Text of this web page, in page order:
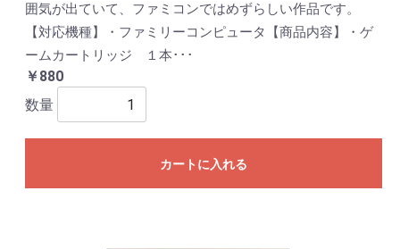
囲気が出ていて、ファミコンではめずらしい作品です。
【対応機種】・ファミリーコンピュータ【商品内容】・ゲ
ームカートリッジ １本･･･
￥880
数量
カートに入れる